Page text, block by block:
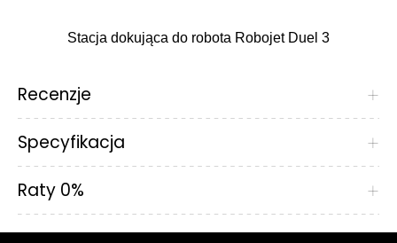
Stacja dokująca do robota Robojet Duel 3
Recenzje +
Specyfikacja +
Raty 0% +